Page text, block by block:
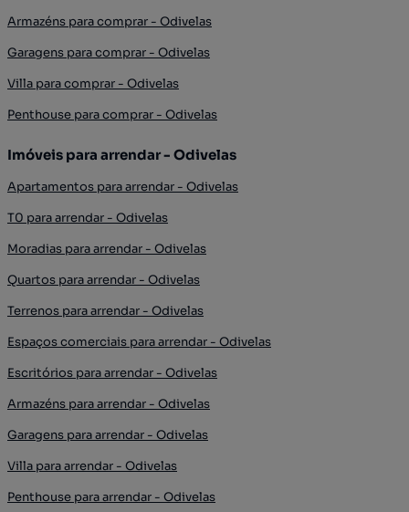
Armazéns para comprar - Odivelas
Garagens para comprar - Odivelas
Villa para comprar - Odivelas
Penthouse para comprar - Odivelas
Imóveis para arrendar - Odivelas
Apartamentos para arrendar - Odivelas
T0 para arrendar - Odivelas
Moradias para arrendar - Odivelas
Quartos para arrendar - Odivelas
Terrenos para arrendar - Odivelas
Espaços comerciais para arrendar - Odivelas
Escritórios para arrendar - Odivelas
Armazéns para arrendar - Odivelas
Garagens para arrendar - Odivelas
Villa para arrendar - Odivelas
Penthouse para arrendar - Odivelas